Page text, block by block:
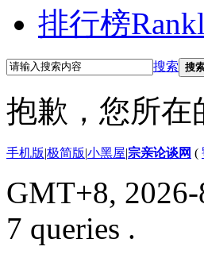
排行榜
搜索 搜
抱歉，您所在
手机版|极简版|小黑屋|宗亲论谈网 (
GMT+8,
7 queries .